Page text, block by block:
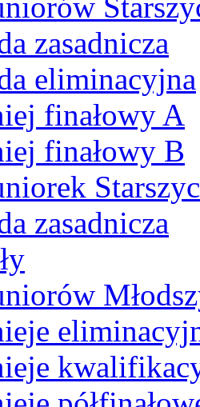
zasadnicza
eliminacyjna
finałowy A
finałowy B
zasadnicza